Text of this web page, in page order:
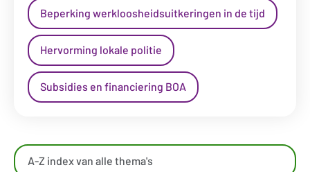
Beperking werkloosheidsuitkeringen in de tijd
Hervorming lokale politie
Subsidies en financiering BOA
Overzicht
A-Z index van alle thema's